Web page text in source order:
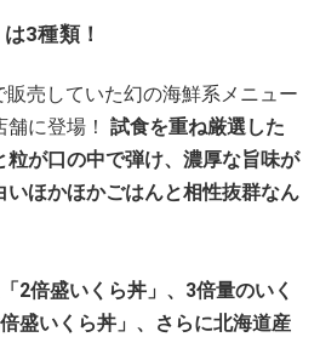
3種類！
売していた幻の海鮮系メニュー
舗に登場！ 試食を重ね厳選した
粒が口の中で弾け、濃厚な旨味が
ほかほかごはんと相性抜群なん
2倍盛いくら丼」、3倍量のいく
盛いくら丼」、さらに北海道産